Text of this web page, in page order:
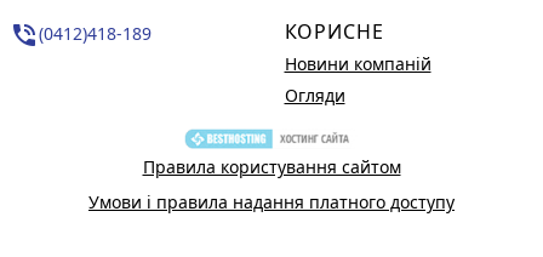
phone_in_talk(0412)418-189 КОРИСНЕ
Новини компаній
Огляди
Правила користування сайтом
Умови і правила надання платного доступу